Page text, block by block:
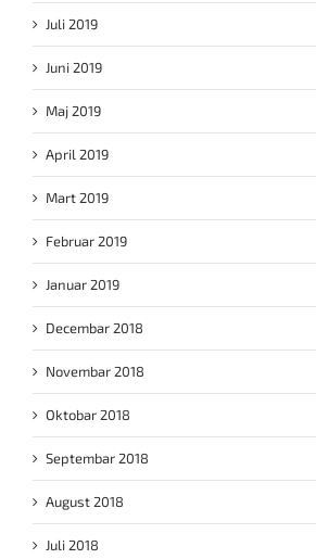
Juli 2019
Juni 2019
Maj 2019
April 2019
Mart 2019
Februar 2019
Januar 2019
Decembar 2018
Novembar 2018
Oktobar 2018
Septembar 2018
August 2018
Juli 2018